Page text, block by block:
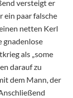
versteigt er
ein paar falsche
netten Kerl
gnadenlose
als „some
darauf zu
dem Mann, der